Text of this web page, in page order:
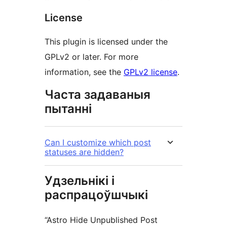
License
This plugin is licensed under the
GPLv2 or later. For more
information, see the GPLv2 license.
Часта задаваныя
пытанні
Can I customize which post
statuses are hidden?
Удзельнікі і
распрацоўшчыкі
“Astro Hide Unpublished Post